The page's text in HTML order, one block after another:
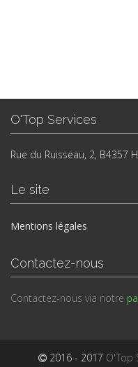
O'Top Services
Rue du Ruisseau, 2, B4357
Le site
Mentions légales
Contactez-nous
Contactez-nous via notre
2016 - 2017 O'Top